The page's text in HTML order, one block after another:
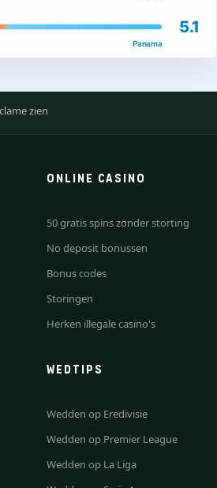
5.1
Panama
zien
ONLINE CASINO
50 gratis spins zonder storting
No deposit bonussen
Bonus codes
Storingen
Herken illegale casino's
WEDTIPS
Wedden op Eredivisie
Wedden op Premier League
Wedden op La Liga